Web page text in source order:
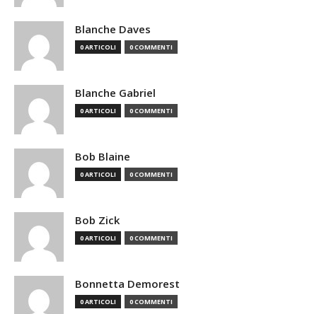
Blanche Daves
0 ARTICOLI 0 COMMENTI
Blanche Gabriel
0 ARTICOLI 0 COMMENTI
Bob Blaine
0 ARTICOLI 0 COMMENTI
Bob Zick
0 ARTICOLI 0 COMMENTI
Bonnetta Demorest
0 ARTICOLI 0 COMMENTI